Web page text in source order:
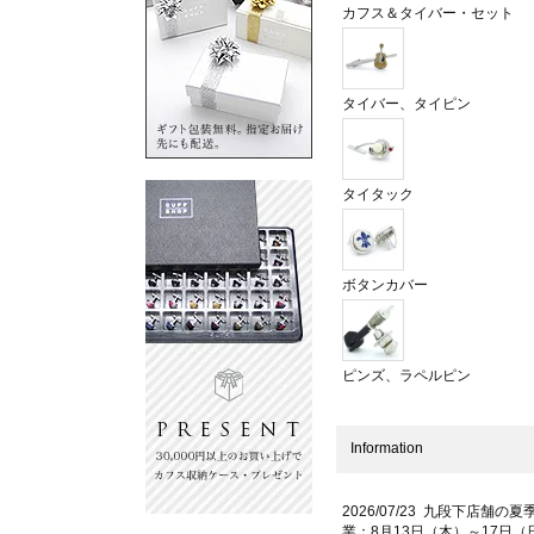
カフス＆タイバー・セット
タイバー、タイピン
タイタック
ボタンカバー
ピンズ、ラペルピン
Information
2026/07/23 九段下店舗の夏